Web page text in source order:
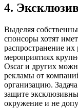
4.
Выделяя
спонсоры хотят
распространение
мероприятиях
Oscar и других
рекламы от
организацию.
защите
окружение и не